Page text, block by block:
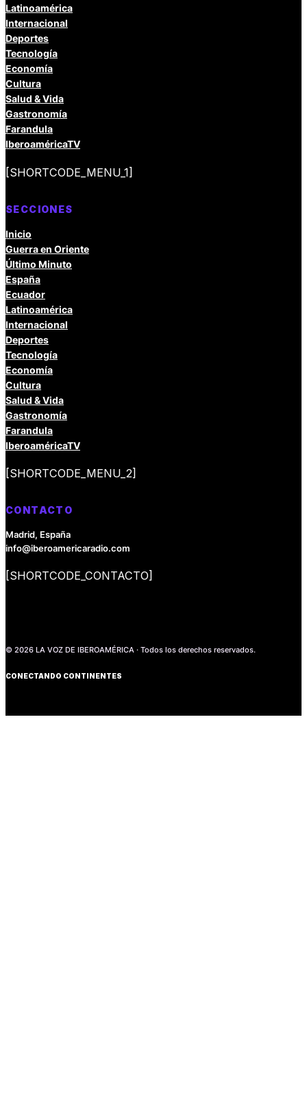
Latinoamérica
Internacional
Deportes
Tecnología
Economía
Cultura
Salud & Vida
Gastronomía
Farandula
IberoaméricaTV
[SHORTCODE_MENU_1]
SECCIONES
Inicio
Guerra en Oriente
Último Minuto
España
Ecuador
Latinoamérica
Internacional
Deportes
Tecnología
Economía
Cultura
Salud & Vida
Gastronomía
Farandula
IberoaméricaTV
[SHORTCODE_MENU_2]
CONTACTO
Madrid, España
info@iberoamericaradio.com
[SHORTCODE_CONTACTO]
© 2026 LA VOZ DE IBEROAMÉRICA · Todos los derechos reservados.
CONECTANDO CONTINENTES